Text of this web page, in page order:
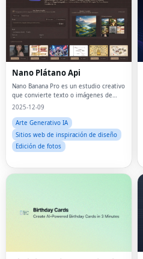
Nano Plátano Api
Nano Banana Pro es un estudio creativo
que convierte texto o imágenes de
referencia en imágenes pulidas y clips
2025-12-09
Arte Generativo IA
Sitios web de inspiración de diseño
Edición de fotos